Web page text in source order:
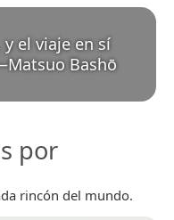
el viaje en sí
Matsuo Bashō
por
rincón del mundo.